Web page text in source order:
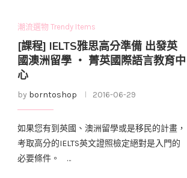
潮流選物 Trendy Items
[課程] IELTS雅思高分準備 出發英
國澳洲留學 ‧ 菁英國際語言教育中
心
by borntoshop 2016-06-29
如果您有到英國、澳洲留學或是移民的計畫，
考取高分的IELTS英文證照檢定絕對是入門的
必要條件。 …